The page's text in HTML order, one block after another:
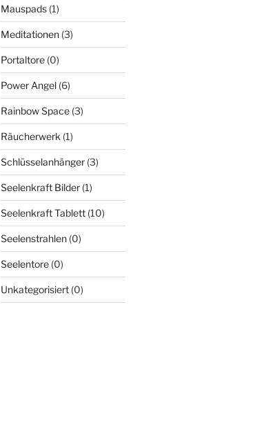
Mauspads (1)
Meditationen (3)
Portaltore (0)
Power Angel (6)
Rainbow Space (3)
Räucherwerk (1)
Schlüsselanhänger (3)
Seelenkraft Bilder (1)
Seelenkraft Tablett (10)
Seelenstrahlen (0)
Seelentore (0)
Unkategorisiert (0)